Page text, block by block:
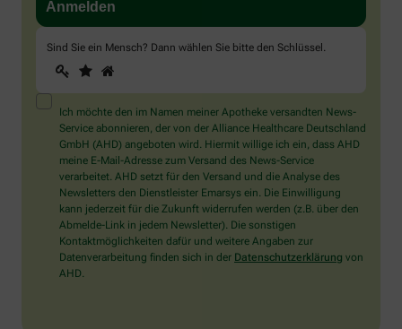
Sind Sie ein Mensch? Dann wählen Sie bitte den Schlüssel
Sind
Sie
ein
Mensch?
Dann
wählen
Sie
bitte
den
Schlüssel.
1 2
Ich möchte den im Namen meiner Apotheke versandten News-
Service abonnieren, der von der Alliance Healthcare Deutschland
GmbH (AHD) angeboten wird. Hiermit willige ich ein, dass AHD
meine E-Mail-Adresse zum Versand des News-Service
verarbeitet. AHD setzt für den Versand und die Analyse des
Newsletters den Dienstleister Emarsys ein. Die Einwilligung
kann jederzeit für die Zukunft widerrufen werden (z.B. über den
Abmelde-Link in jedem Newsletter). Die sonstigen
Kontaktmöglichkeiten dafür und weitere Angaben zur
Datenverarbeitung finden sich in der Datenschutzerklärung von
AHD.